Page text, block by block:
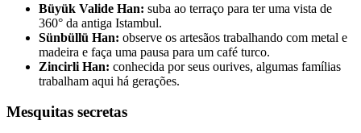
Büyük Valide Han: suba ao terraço para ter uma vista de
360° da antiga Istambul.
Sünbüllü Han: observe os artesãos trabalhando com metal e
madeira e faça uma pausa para um café turco.
Zincirli Han: conhecida por seus ourives, algumas famílias
trabalham aqui há gerações.
Mesquitas secretas